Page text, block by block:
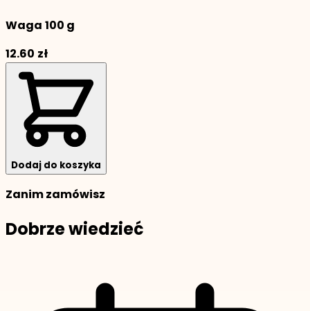
Waga 100 g
12.60 zł
Dodaj do koszyka
Zanim zamówisz
Dobrze wiedzieć